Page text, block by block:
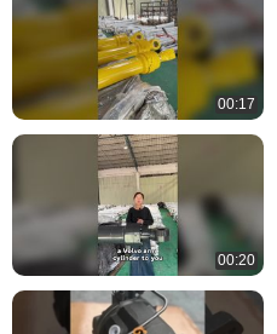
00:17
00:20